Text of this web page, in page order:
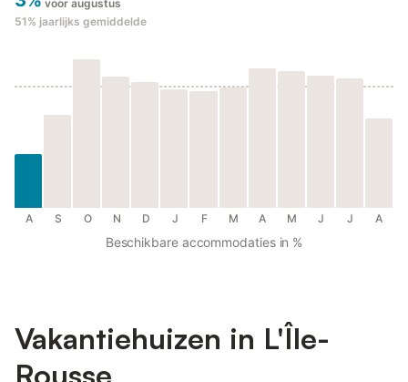
voor augustus
51% jaarlijks gemiddelde
A S O N D J F M A M J J A
Beschikbare accommodaties in %
Vakantiehuizen in L'Île-
Rousse